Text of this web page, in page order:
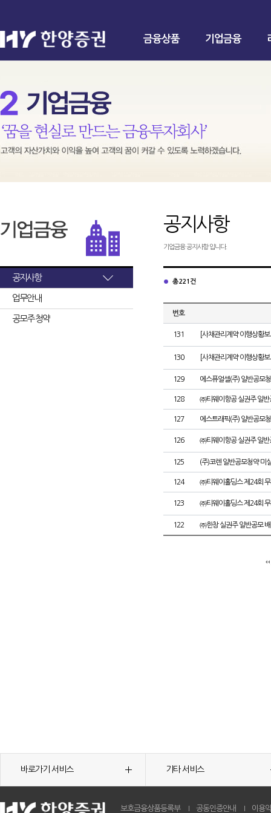
금융상품 기업금융
공지사항
업무안내
공모주 청약
공지사항
기업금융 공지사항 입니다.
총 221건
번호
131 [사채관리계약 이행상황
130 [사채관리계약 이행상황
129 에스퓨얼셀(주) 일반공모
128 ㈜티웨이항공 실권주 일반
127 에스트래픽(주) 일반공모
126 ㈜티웨이항공 실권주 일반
125 (주)코렌 일반공모청약 미
124 ㈜티웨이홀딩스 제24회
123 ㈜티웨이홀딩스 제24회
122 ㈜한창 실권주 일반공모
바로가기 서비스 기타 서비스
보호금융상품등록부 공동인증안내 이용